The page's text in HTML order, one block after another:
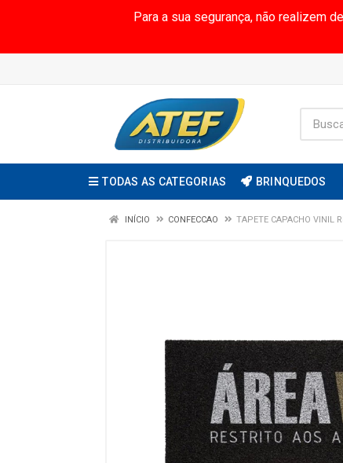
Para a sua segurança, não realizem
TODAS AS CATEGORIAS BRINQUEDOS
INÍCIO CONFECCAO TAPETE CAPACHO VINIL